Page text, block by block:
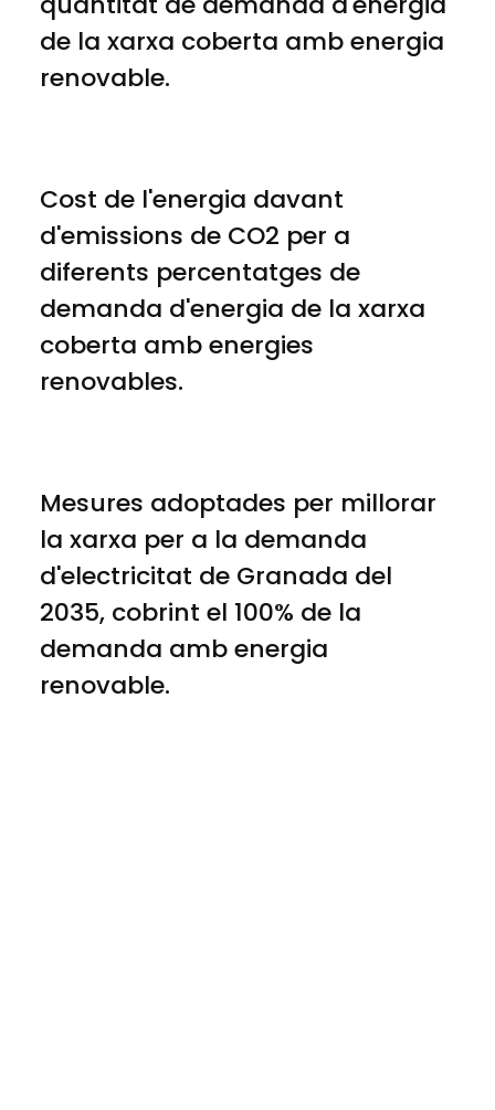
de la xarxa coberta amb energia
renovable.
Cost de l'energia davant
d'emissions de CO2 per a
diferents percentatges de
demanda d'energia de la xarxa
coberta amb energies
renovables.
Mesures adoptades per millorar
la xarxa per a la demanda
d'electricitat de Granada del
2035, cobrint el 100% de la
demanda amb energia
renovable.